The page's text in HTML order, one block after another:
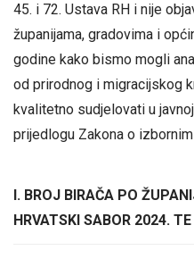
45. i 72. Ustava RH i nije
županijama, gradovima i
godine kako bismo mogli
od prirodnog i migracijskog
kvalitetno sudjelovati u
prijedlogu Zakona o
I. BROJ BIRAČA PO
HRVATSKI SABOR 2024.